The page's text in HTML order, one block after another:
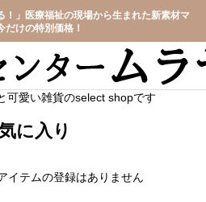
！」医療福祉の現場から生まれた新素材マ
だけの特別価格！
可愛い雑貨のselect shopです
に入り
イテムの登録はありません